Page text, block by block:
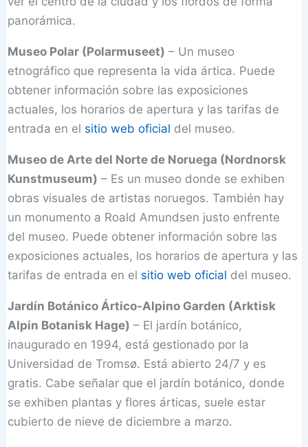
panorámica.
Museo Polar (Polarmuseet) – Un museo
etnográfico que representa la vida ártica. Puede
obtener información sobre las exposiciones
actuales, los horarios de apertura y las tarifas de
entrada en el sitio web oficial del museo.
Museo de Arte del Norte de Noruega (Nordnorsk
Kunstmuseum) – Es un museo donde se exhiben
obras visuales de artistas noruegos. También hay
un monumento a Roald Amundsen justo enfrente
del museo. Puede obtener información sobre las
exposiciones actuales, los horarios de apertura y las
tarifas de entrada en el sitio web oficial del museo.
Jardín Botánico Ártico-Alpino Garden (Arktisk
Alpin Botanisk Hage) – El jardín botánico,
inaugurado en 1994, está gestionado por la
Universidad de Tromsø. Está abierto 24/7 y es
gratis. Cabe señalar que el jardín botánico, donde
se exhiben plantas y flores árticas, suele estar
cubierto de nieve de diciembre a marzo.